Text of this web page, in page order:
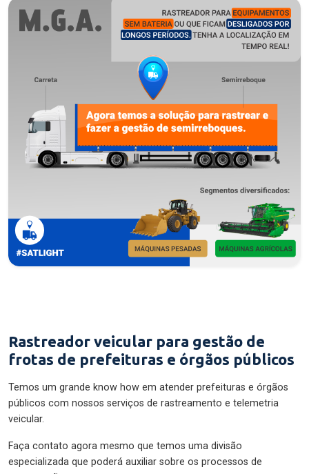
Rastreador veicular para gestão de
frotas de prefeituras e órgãos públicos
Temos um grande know how em atender prefeituras e órgãos
públicos com nossos serviços de rastreamento e telemetria
veicular.
Faça contato agora mesmo que temos uma divisão
especializada que poderá auxiliar sobre os processos de